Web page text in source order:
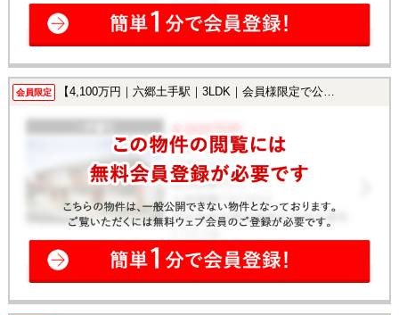
会員限定 【4,100万円｜六郷土手駅｜3LDK｜会員様限定で公開中！】